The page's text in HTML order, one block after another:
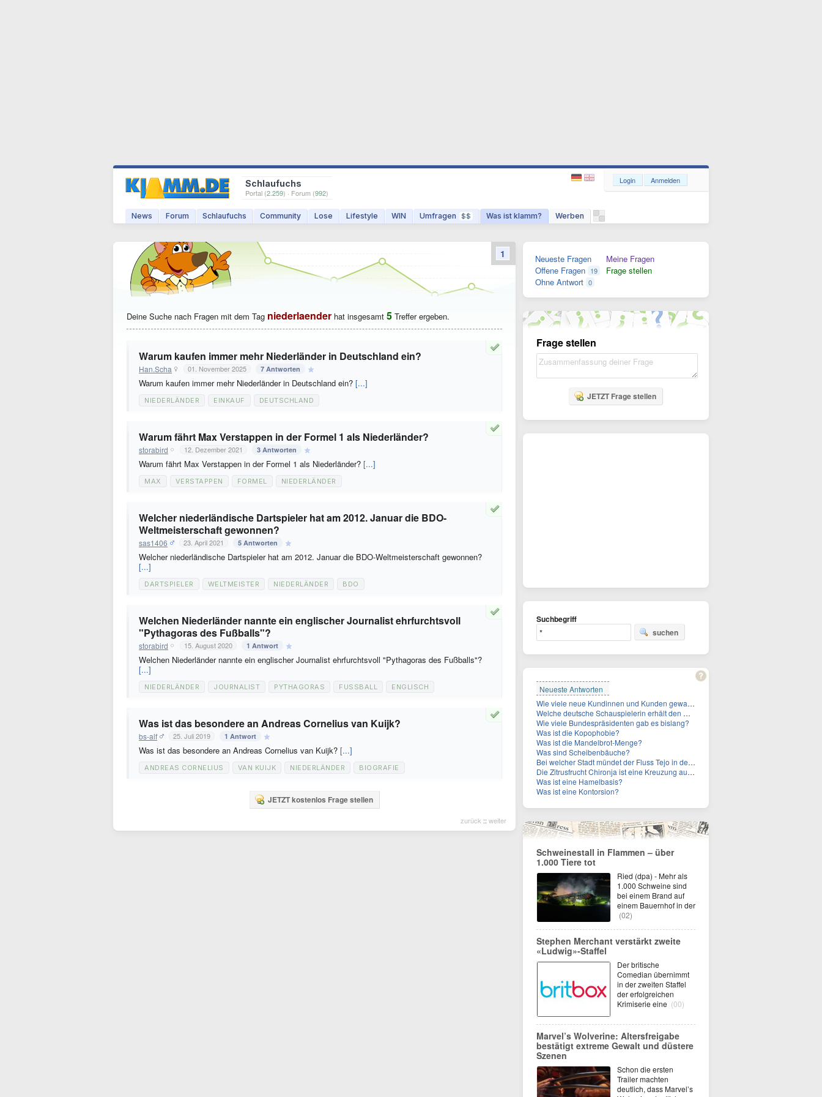
Schlaufuchs
Portal (2.259) · Forum (992)
News Forum Schlaufuchs Community Lose Lifestyle WIN Umfragen $$ Was ist klamm? Werben
Login Anmelden
Deine Suche nach Fragen mit dem Tag niederlaender hat insgesamt 5 Treffer ergeben.
Warum kaufen immer mehr Niederländer in Deutschland ein?
Han.Scha 01. November 2025 7 Antworten
Warum kaufen immer mehr Niederländer in Deutschland ein? [...]
NIEDERLÄNDER EINKAUF DEUTSCHLAND
Warum fährt Max Verstappen in der Formel 1 als Niederländer?
storabird 12. Dezember 2021 3 Antworten
Warum fährt Max Verstappen in der Formel 1 als Niederländer? [...]
MAX VERSTAPPEN FORMEL NIEDERLÄNDER
Welcher niederländische Dartspieler hat am 2012. Januar die BDO-
Weltmeisterschaft gewonnen?
sas1406 23. April 2021 5 Antworten
Welcher niederländische Dartspieler hat am 2012. Januar die BDO-Weltmeisterschaft gewonnen?
[...]
DARTSPIELER WELTMEISTER NIEDERLÄNDER BDO
Welchen Niederländer nannte ein englischer Journalist ehrfurchtsvoll
"Pythagoras des Fußballs"?
storabird 15. August 2020 1 Antwort
Welchen Niederländer nannte ein englischer Journalist ehrfurchtsvoll "Pythagoras des Fußballs"?
[...]
NIEDERLÄNDER JOURNALIST PYTHAGORAS FUSSBALL ENGLISCH
Was ist das besondere an Andreas Cornelius van Kuijk?
bs-alf 25. Juli 2019 1 Antwort
Was ist das besondere an Andreas Cornelius van Kuijk? [...]
ANDREAS CORNELIUS VAN KUIJK NIEDERLÄNDER BIOGRAFIE
JETZT kostenlos Frage stellen
zurück :: weiter
1
Neueste Fragen
Offene Fragen 19
Ohne Antwort 0
Meine Fragen
Frage stellen
Frage stellen
JETZT Frage stellen
Suchbegriff
suchen
Neueste Antworten
Wie viele neue Kundinnen und Kunden gewann MagentaTV allein durch die WM hinzu?
Welche deutsche Schauspielerin erhält den Deutschen Kulturpolitikpreis?
Wie viele Bundespräsidenten gab es bislang?
Was ist die Kopophobie?
Was ist die Mandelbrot-Menge?
Was sind Scheibenbäuche?
Bei welcher Stadt mündet der Fluss Tejo in den Atlantik?
Die Zitrusfrucht Chironja ist eine Kreuzung aus welchen Früchten?
Was ist eine Hamelbasis?
Was ist eine Kontorsion?
Schweinestall in Flammen – über
1.000 Tiere tot
Ried (dpa) - Mehr als
1.000 Schweine sind
bei einem Brand auf
einem Bauernhof in der
(02)
Stephen Merchant verstärkt zweite
«Ludwig»-Staffel
Der britische
Comedian übernimmt
in der zweiten Staffel
der erfolgreichen
Krimiserie eine (00)
Marvel’s Wolverine: Altersfreigabe
bestätigt extreme Gewalt und düstere
Szenen
Schon die ersten
Trailer machten
deutlich, dass Marvel’s